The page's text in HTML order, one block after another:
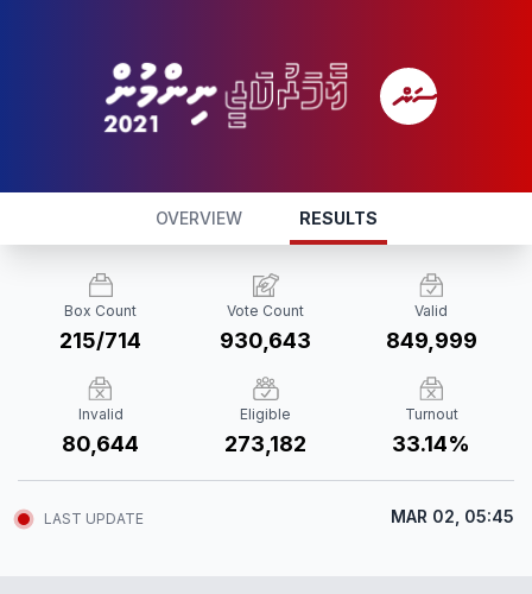
RESULTS
OVERVIEW
Box Count
215/714
Vote Count
930,643
Valid
849,999
Invalid
80,644
Eligible
273,182
Turnout
33.14%
LAST UPDATE MAR 02, 05:45